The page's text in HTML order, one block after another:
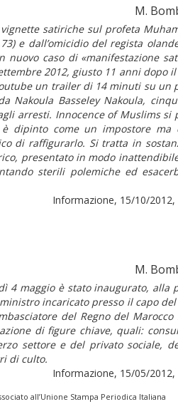
M.
satiriche sul profeta
e dall’omicidio del regista
nuovo caso di «manifestazione
2012, giusto 11 anni dopo
un trailer di 14 minuti su un
Nakoula Basseley Nakoula,
arresti. Innocence of Muslims si
dipinto come un impostore ma
di raffigurarlo. Si tratta in
presentato in modo
sterili polemiche ed
Informazione, 15/10/2012,
M.
4 maggio è stato inaugurato, alla
incaricato presso il capo del
del Regno del
di figure chiave, quali:
settore e del privato sociale,
di culto.
Informazione, 15/05/2012,
all’Unione Stampa Periodica Italiana